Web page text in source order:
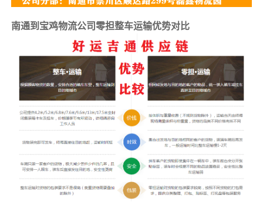
南通到宝鸡物流公司零担整车运输优势对比